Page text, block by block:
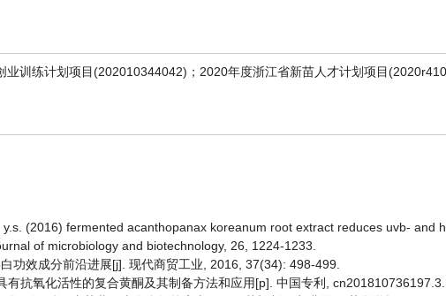
业训练计划项目(202010344042)；2020年度浙江省新苗人才计划项目
(2016) fermented acanthopanax koreanum root extract reduces uvb- and
of microbiology and biotechnology, 26, 1224-1233.
功效成分前沿进展[j]. 现代商贸工业, 2016, 37(34): 498-499.
有抗氧化活性的复合黄酮及其制备方法和应用[p]. 中国专利, cn201810736197.3.